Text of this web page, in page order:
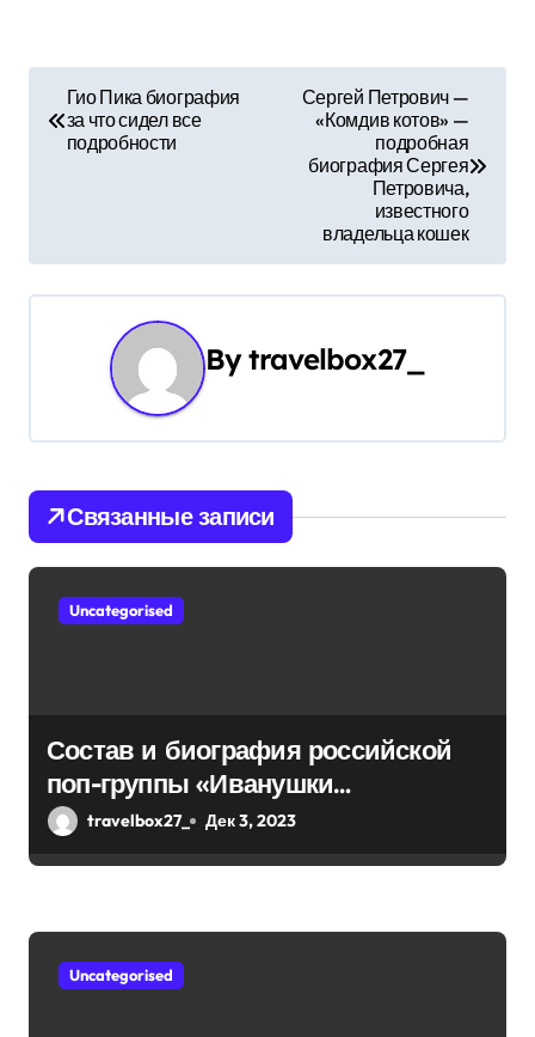
г
и
я
п
о
и
я
м
Гио Пика биография
за что сидел все
подробности
Сергей Петрович —
«Комдив котов» —
подробная
биография Сергея
Петровича,
известного
владельца кошек
Bytravelbox27_
Связанные записи
Uncategorised
Состав и биография российской
поп-группы «Иванушки
интернешнл» — история успеха,
travelbox27_ Дек 3, 2023
Uncategorised